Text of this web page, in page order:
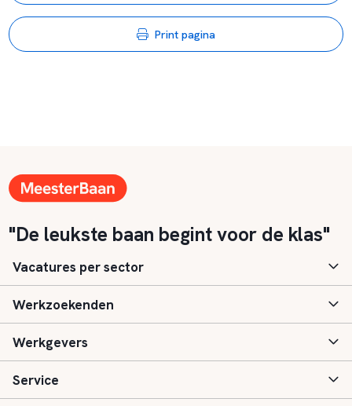
Print pagina
"De leukste baan begint voor de klas"
Vacatures per sector
Basisonderwijs
Speciaal (basis) onderwijs
Voortgezet onderwijs
Werkzoekenden
Aanmelden
Vacatures
Werkgevers
Inloggen
Service